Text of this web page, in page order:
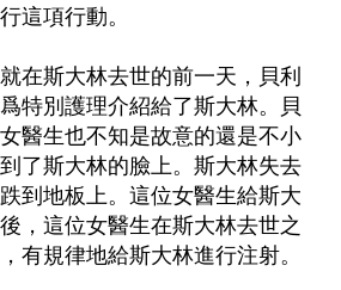
這項行動。
在斯大林去世的前一天，貝利
特別護理介紹給了斯大林。貝
醫生也不知是故意的還是不小
了斯大林的臉上。斯大林失去
到地板上。這位女醫生給斯大
，這位女醫生在斯大林去世之
有規律地給斯大林進行注射。